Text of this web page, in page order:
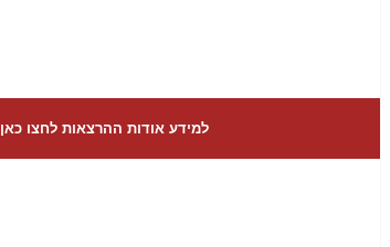
למידע אודות ההרצאות לחצו כאן